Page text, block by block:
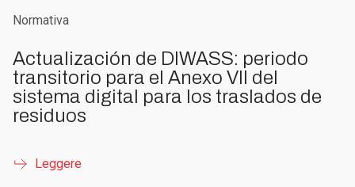
Normativa
Actualización de DIWASS: periodo
transitorio para el Anexo VII del
sistema digital para los traslados de
residuos
Leggere